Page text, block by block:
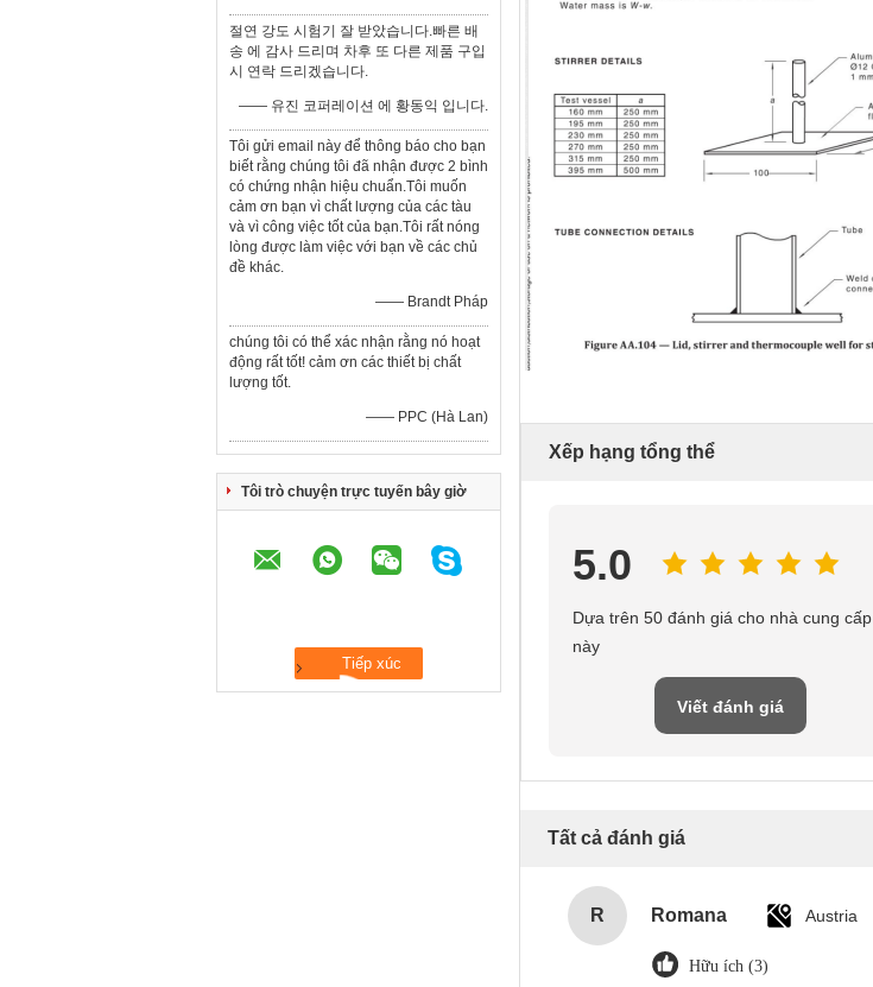
절연 강도 시험기 잘 받았습니다.빠른 배
송 에 감사 드리며 차후 또 다른 제품 구입
시 연락 드리겠습니다.
—— 유진 코퍼레이션 에 황동익 입니다.
Tôi gửi email này để thông báo cho bạn
biết rằng chúng tôi đã nhận được 2 bình
có chứng nhận hiệu chuẩn.Tôi muốn
cảm ơn bạn vì chất lượng của các tàu
và vì công việc tốt của bạn.Tôi rất nóng
lòng được làm việc với bạn về các chủ
đề khác.
—— Brandt Pháp
chúng tôi có thể xác nhận rằng nó hoạt
động rất tốt! cảm ơn các thiết bị chất
lượng tốt.
—— PPC (Hà Lan)
Tôi trò chuyện trực tuyến bây giờ
Xếp hạng tổng thể
5.0
Dựa trên 50 đánh giá cho nhà cung cấp
này
Viết đánh giá
Tất cả đánh giá
R Romana Austria
Hữu ích (3)